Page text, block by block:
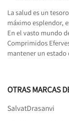
La salud es un
máximo esplendor,
En el vasto mundo
Comprimidos
mantener un
OTRAS MARCAS
SalvatDrasanvi